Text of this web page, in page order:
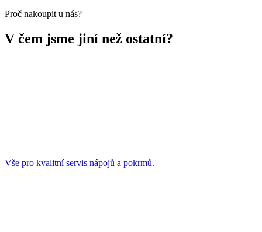
Proč nakoupit u nás?
V čem jsme jiní než ostatní?
Vše pro kvalitní servis nápojů a pokrmů.